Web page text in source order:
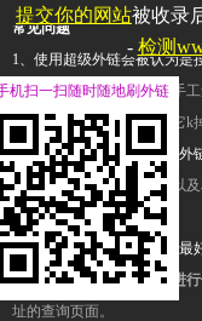
常见问题
1、使用超级外链会被认为
查询工具，模拟的是正常手
推广竞争对手的网址，让它k
2、网站优化单纯依靠超级外
链，需要结合普通的外链以
台交换友情链接。
3、如何使用超级外链效果最
有频繁使用超级外链工具进
址的查询页面。
提交你的网站被收录
- 检测
机扫一扫随时随地刷外链